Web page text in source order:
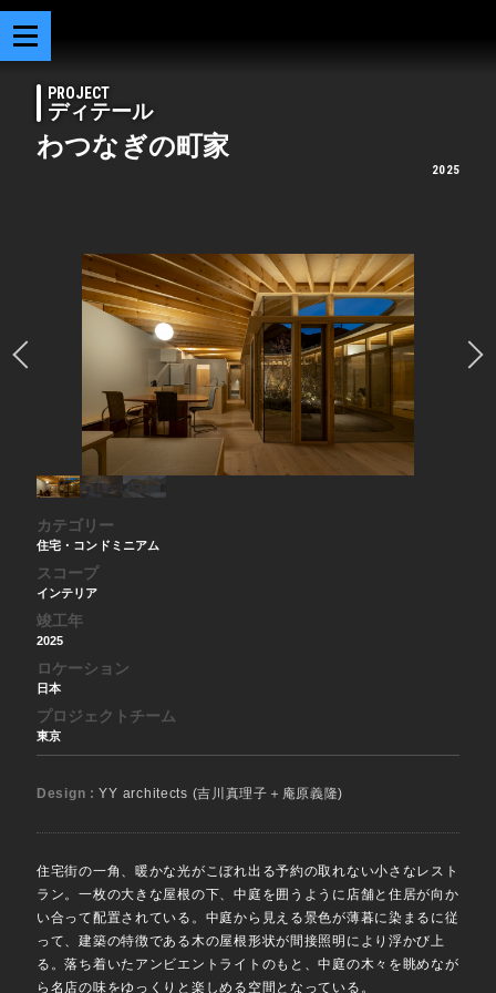
PROJECT
ディテール
わつなぎの町家
2025
カテゴリー
住宅・コンドミニアム
スコープ
インテリア
竣工年
2025
ロケーション
日本
プロジェクトチーム
東京
Design :YY architects (吉川真理子＋庵原義隆)
住宅街の一角、暖かな光がこぼれ出る予約の取れない小さなレスト
ラン。一枚の大きな屋根の下、中庭を囲うように店舗と住居が向か
い合って配置されている。中庭から見える景色が薄暮に染まるに従
って、建築の特徴である木の屋根形状が間接照明により浮かび上
る。落ち着いたアンビエントライトのもと、中庭の木々を眺めなが
ら名店の味をゆっくりと楽しめる空間となっている。